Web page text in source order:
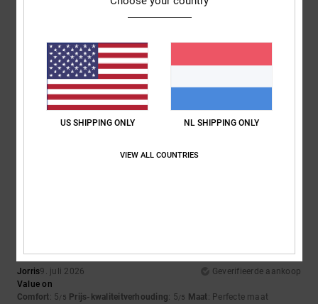
5 /5
Roxana9. juli 2026
Geverifieerde aankoop
Very good price
Ik raad dit product aan
Jorris9. juli 2026
Geverifieerde aankoop
Value on
Comfort: 5/5 Prijs-kwaliteitverhouding: 5/5 Maat: Perfecte maat
US SHIPPING ONLY NL SHIPPING ONLY
VIEW ALL COUNTRIES